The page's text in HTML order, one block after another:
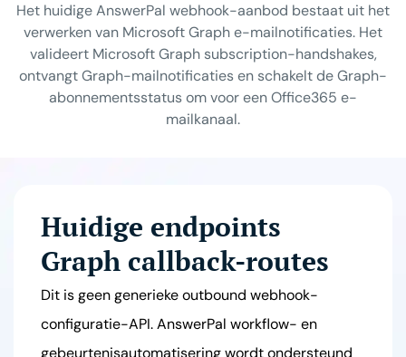
Het huidige AnswerPal webhook-aanbod bestaat uit het
verwerken van Microsoft Graph e-mailnotificaties. Het
valideert Microsoft Graph subscription-handshakes,
ontvangt Graph-mailnotificaties en schakelt de Graph-
abonnementsstatus om voor een Office365 e-
mailkanaal.
Huidige endpoints
Graph callback-routes
Dit is geen generieke outbound webhook-
configuratie-API. AnswerPal workflow- en
gebeurtenisautomatisering wordt ondersteund